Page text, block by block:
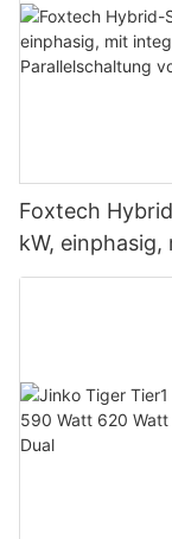
Foxtech
kW,
unterstützt